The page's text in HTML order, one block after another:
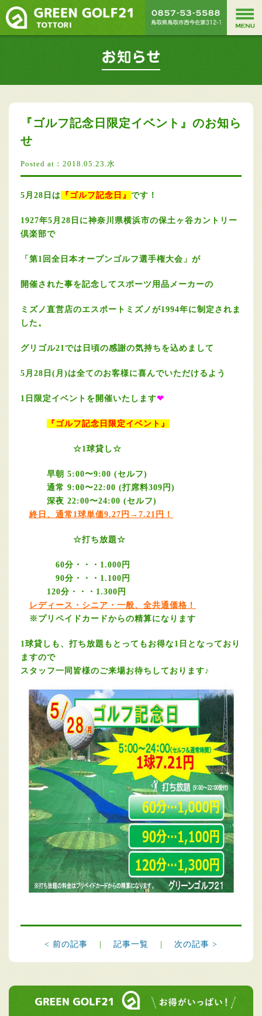
『ゴルフ記念日限定イベント』のお知ら
せ
Posted at：2018.05.23.水
5月28日は 『ゴルフ記念日』 です！
1927年5月28日に神奈川県横浜市の保土ヶ谷カントリー
倶楽部で
「第1回全日本オープンゴルフ選手権大会」が
開催された事を記念してスポーツ用品メーカーの
ミズノ直営店のエスポートミズノが1994年に制定されま
した。
グリゴル21では日頃の感謝の気持ちを込めまして
5月28日(月)は全てのお客様に喜んでいただけるよう
1日限定イベントを開催いたします❤
『ゴルフ記念日限定イベント』
☆1球貸し☆
早朝 5:00〜9:00 (セルフ)
通常 9:00〜22:00 (打席料309円)
深夜 22:00〜24:00 (セルフ)
終日、通常1球単価9.27円→7.21円 ！
☆打ち放題☆
60分・・・1.000円
90分・・・1.100円
120分・・・1.300円
レディース・シニア・一般、全共通価格 ！
※プリペイドカードからの精算になります
1球貸しも、打ち放題もとってもお得な1日となっており
ますので
スタッフ一同皆様のご来場お待ちしております♪
< 前の記事 記事一覧 次の記事 >